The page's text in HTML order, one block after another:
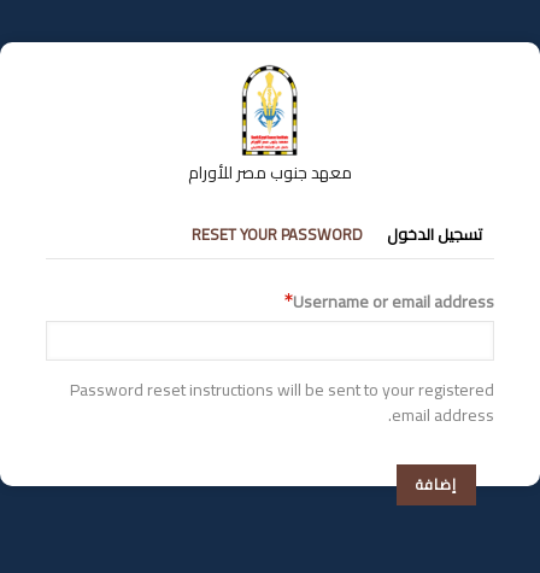
إلى
المحتوى
معهد جنوب مصر للأورام
التبويبات
الأساسية
تسجيل الدخول RESET YOUR PASSWORD
Username or email address
Password reset instructions will be sent to your registered
email address.